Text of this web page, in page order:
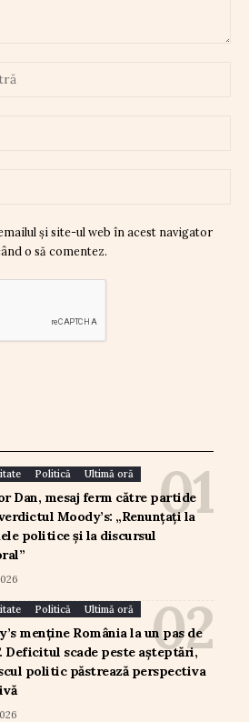
și site-ul web în acest navigator
o să comentez.
Politică Ultimă oră
Dan, mesaj ferm către partide
Moody’s: „Renunțați la
politice și la discursul
Politică Ultimă oră
menține România la un pas de
Deficitul scade peste așteptări,
politic păstrează perspectiva